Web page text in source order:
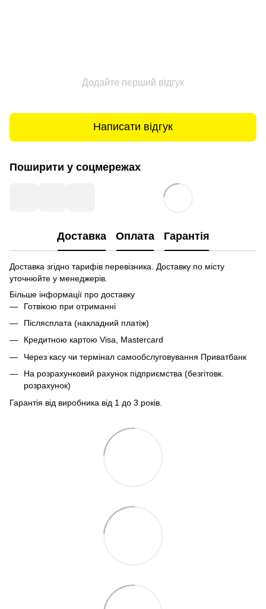
Додайте перший відгук
Написати відгук
Поширити у соцмережах
Доставка Оплата Гарантія
Доставка згідно тарифів перевізника. Доставку по місту
уточнюйте у менеджерів.
Більше інформації про доставку
Готвікою при отриманні
Післясплата (накладний платіж)
Кредитною картою Visa, Mastercard
Через касу чи термінал самообслуговування Приватбанк
На розрахунковий рахунок підприємства (безгітовк.
розрахунок)
Гарантія від виробника від 1 до 3 років.